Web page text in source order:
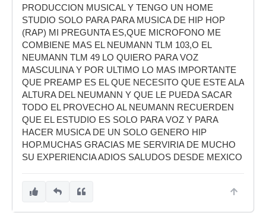
PRODUCCION MUSICAL Y TENGO UN HOME
STUDIO SOLO PARA PARA MUSICA DE HIP HOP
(RAP) MI PREGUNTA ES,QUE MICROFONO ME
COMBIENE MAS EL NEUMANN TLM 103,O EL
NEUMANN TLM 49 LO QUIERO PARA VOZ
MASCULINA Y POR ULTIMO LO MAS IMPORTANTE
QUE PREAMP ES EL QUE NECESITO QUE ESTE ALA
ALTURA DEL NEUMANN Y QUE LE PUEDA SACAR
TODO EL PROVECHO AL NEUMANN RECUERDEN
QUE EL ESTUDIO ES SOLO PARA VOZ Y PARA
HACER MUSICA DE UN SOLO GENERO HIP
HOP.MUCHAS GRACIAS ME SERVIRIA DE MUCHO
SU EXPERIENCIA ADIOS SALUDOS DESDE MEXICO